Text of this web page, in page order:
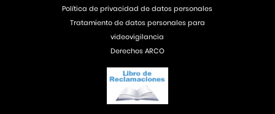
Política de privacidad de datos personales
Tratamiento de datos personales para
videovigilancia
Derechos ARCO